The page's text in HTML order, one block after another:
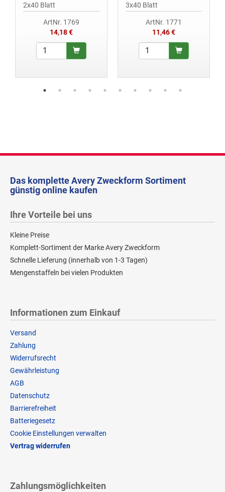
2x40 Blatt
ArtNr. 1769
14,18 €
3x40 Blatt
ArtNr. 1771
11,46 €
Das komplette Avery Zweckform Sortiment
günstig online kaufen
Ihre Vorteile bei uns
Kleine Preise
Komplett-Sortiment der Marke Avery Zweckform
Schnelle Lieferung (innerhalb von 1-3 Tagen)
Mengenstaffeln bei vielen Produkten
Informationen zum Einkauf
Versand
Zahlung
Widerrufsrecht
Gewährleistung
AGB
Datenschutz
Barrierefreiheit
Batteriegesetz
Cookie Einstellungen verwalten
Vertrag widerrufen
Zahlungsmöglichkeiten